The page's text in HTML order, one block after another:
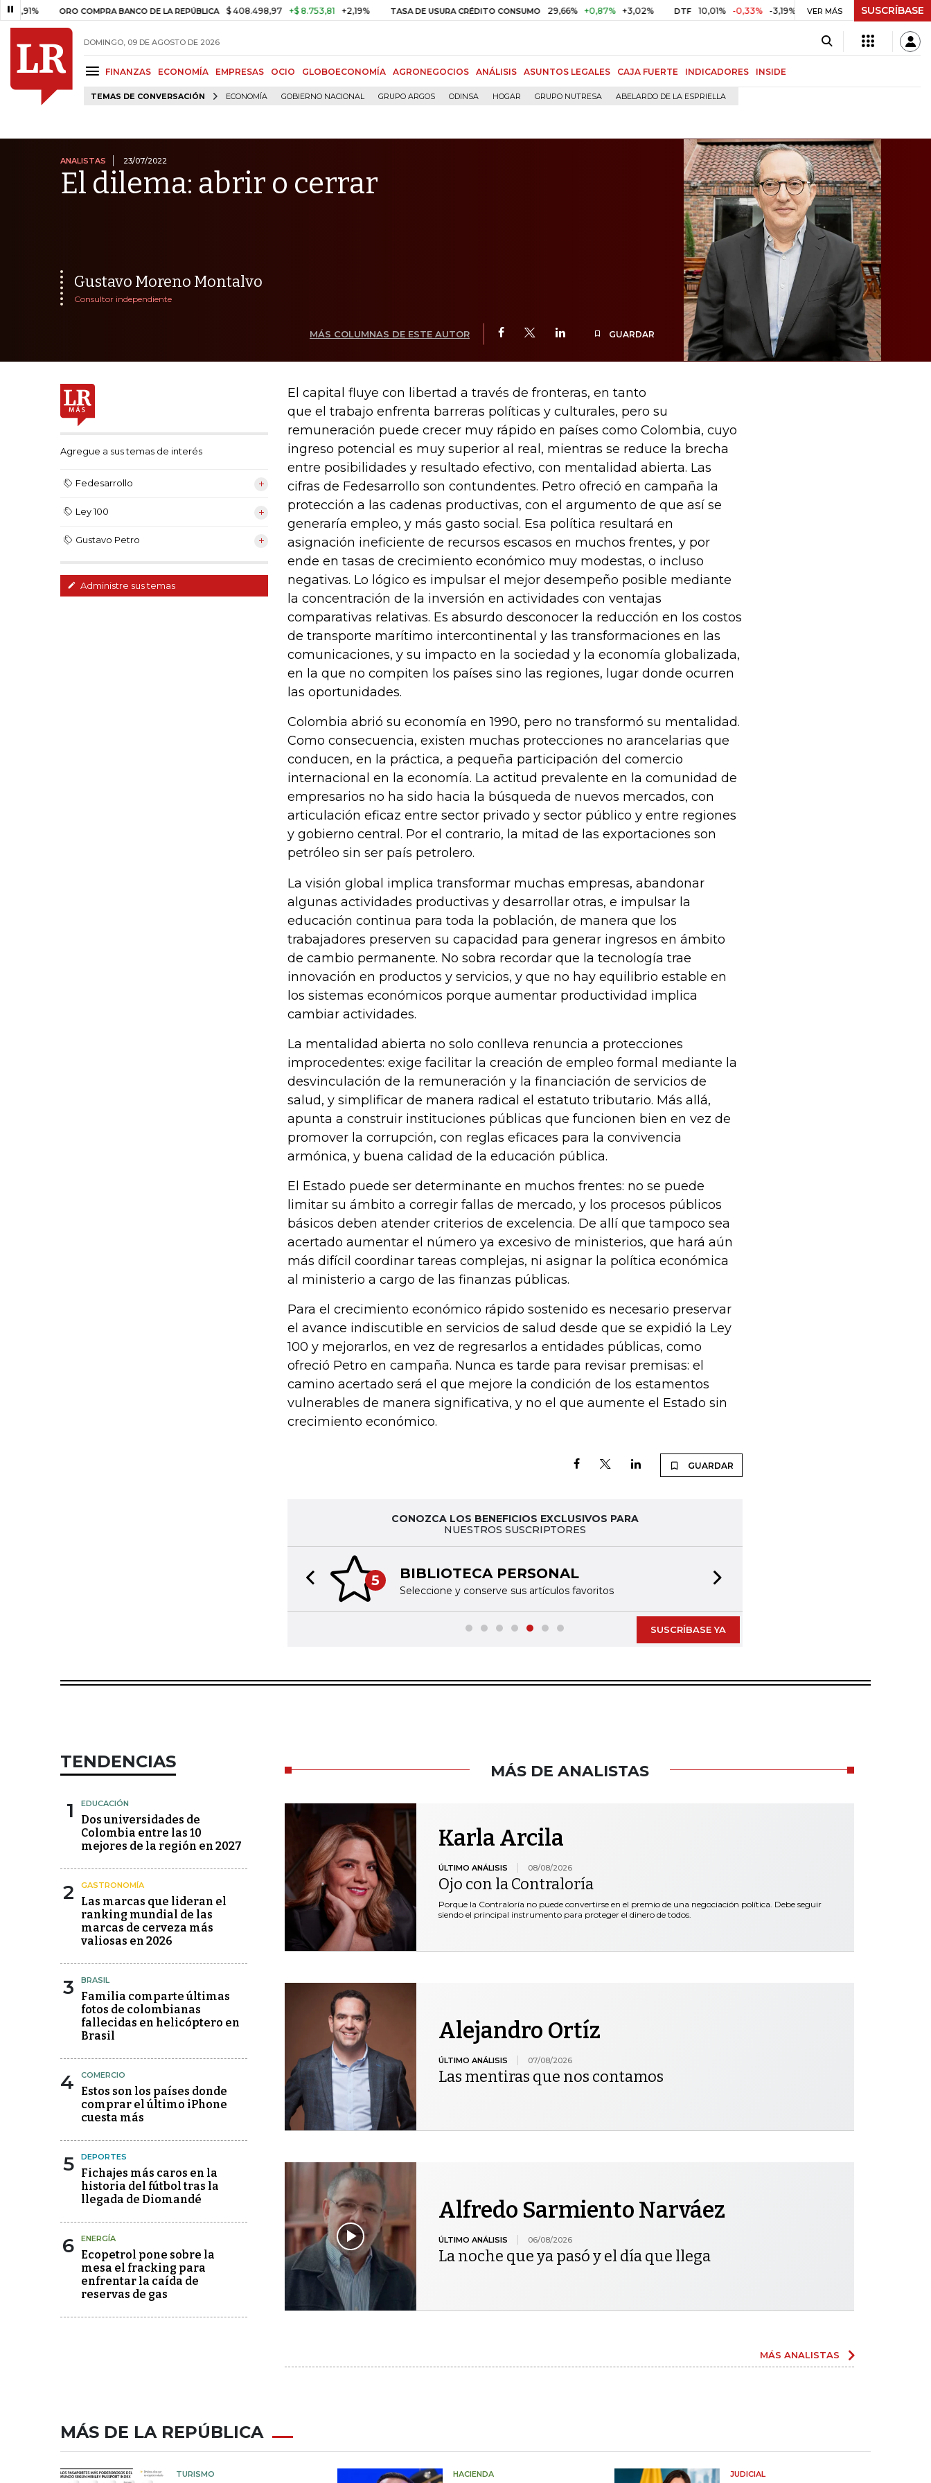
ORO COMPRA BANCO DE LA REPÚBLICA $ 408.498,97 +$ 8.753,81 +2,19% TASA DE USURA CRÉDITO CONSUMO 29,66% +0,87% +3,02% DTF 10,01% -0,33% -3,19% UVR $ 417,07 +$ 0,05 +0,01%
VER MÁS SUSCRÍBASE
DOMINGO, 09 DE AGOSTO DE 2026
FINANZAS ECONOMÍA EMPRESAS OCIO GLOBOECONOMÍA AGRONEGOCIOS ANÁLISIS ASUNTOS LEGALES CAJA FUERTE INDICADORES INSIDE
TEMAS DE CONVERSACIÓN ECONOMÍA GOBIERNO NACIONAL GRUPO ARGOS ODINSA HOGAR GRUPO NUTRESA ABELARDO DE LA ESPRIELLA
ANALISTAS 23/07/2022
El dilema: abrir o cerrar
Gustavo Moreno Montalvo
Consultor independiente
MÁS COLUMNAS DE ESTE AUTOR GUARDAR
Agregue a sus temas de interés
Fedesarrollo
Ley 100
Gustavo Petro
Administre sus temas
El capital fluye con libertad a través de fronteras, en tanto
que el trabajo enfrenta barreras políticas y culturales, pero su
remuneración puede crecer muy rápido en países como Colombia, cuyo
ingreso potencial es muy superior al real, mientras se reduce la brecha
entre posibilidades y resultado efectivo, con mentalidad abierta. Las
cifras de Fedesarrollo son contundentes. Petro ofreció en campaña la
protección a las cadenas productivas, con el argumento de que así se
generaría empleo, y más gasto social. Esa política resultará en
asignación ineficiente de recursos escasos en muchos frentes, y por
ende en tasas de crecimiento económico muy modestas, o incluso
negativas. Lo lógico es impulsar el mejor desempeño posible mediante
la concentración de la inversión en actividades con ventajas
comparativas relativas. Es absurdo desconocer la reducción en los costos
de transporte marítimo intercontinental y las transformaciones en las
comunicaciones, y su impacto en la sociedad y la economía globalizada,
en la que no compiten los países sino las regiones, lugar donde ocurren
las oportunidades.
Colombia abrió su economía en 1990, pero no transformó su mentalidad.
Como consecuencia, existen muchas protecciones no arancelarias que
conducen, en la práctica, a pequeña participación del comercio
internacional en la economía. La actitud prevalente en la comunidad de
empresarios no ha sido hacia la búsqueda de nuevos mercados, con
articulación eficaz entre sector privado y sector público y entre regiones
y gobierno central. Por el contrario, la mitad de las exportaciones son
petróleo sin ser país petrolero.
La visión global implica transformar muchas empresas, abandonar
algunas actividades productivas y desarrollar otras, e impulsar la
educación continua para toda la población, de manera que los
trabajadores preserven su capacidad para generar ingresos en ámbito
de cambio permanente. No sobra recordar que la tecnología trae
innovación en productos y servicios, y que no hay equilibrio estable en
los sistemas económicos porque aumentar productividad implica
cambiar actividades.
La mentalidad abierta no solo conlleva renuncia a protecciones
improcedentes: exige facilitar la creación de empleo formal mediante la
desvinculación de la remuneración y la financiación de servicios de
salud, y simplificar de manera radical el estatuto tributario. Más allá,
apunta a construir instituciones públicas que funcionen bien en vez de
promover la corrupción, con reglas eficaces para la convivencia
armónica, y buena calidad de la educación pública.
El Estado puede ser determinante en muchos frentes: no se puede
limitar su ámbito a corregir fallas de mercado, y los procesos públicos
básicos deben atender criterios de excelencia. De allí que tampoco sea
acertado aumentar el número ya excesivo de ministerios, que hará aún
más difícil coordinar tareas complejas, ni asignar la política económica
al ministerio a cargo de las finanzas públicas.
Para el crecimiento económico rápido sostenido es necesario preservar
el avance indiscutible en servicios de salud desde que se expidió la Ley
100 y mejorarlos, en vez de regresarlos a entidades públicas, como
ofreció Petro en campaña. Nunca es tarde para revisar premisas: el
camino acertado será el que mejore la condición de los estamentos
vulnerables de manera significativa, y no el que aumente el Estado sin
crecimiento económico.
GUARDAR
CONOZCA LOS BENEFICIOS EXCLUSIVOS PARA
NUESTROS SUSCRIPTORES
5 BIBLIOTECA PERSONAL
Seleccione y conserve sus artículos favoritos
Previous slide
SUSCRÍBASE YA
TENDENCIAS
1 EDUCACIÓN
Dos universidades de
Colombia entre las 10
mejores de la región en 2027
2 GASTRONOMÍA
Las marcas que lideran el
ranking mundial de las
marcas de cerveza más
valiosas en 2026
3 BRASIL
Familia comparte últimas
fotos de colombianas
fallecidas en helicóptero en
Brasil
4 COMERCIO
Estos son los países donde
comprar el último iPhone
cuesta más
5 DEPORTES
Fichajes más caros en la
historia del fútbol tras la
llegada de Diomandé
6 ENERGÍA
Ecopetrol pone sobre la
mesa el fracking para
enfrentar la caída de
reservas de gas
MÁS DE ANALISTAS
Karla Arcila
ÚLTIMO ANÁLISIS 08/08/2026
Ojo con la Contraloría
Porque la Contraloría no puede convertirse en el premio de una negociación política. Debe seguir
siendo el principal instrumento para proteger el dinero de todos.
Alejandro Ortíz
ÚLTIMO ANÁLISIS 07/08/2026
Las mentiras que nos contamos
Alfredo Sarmiento Narváez
ÚLTIMO ANÁLISIS 06/08/2026
La noche que ya pasó y el día que llega
MÁS ANALISTAS
MÁS DE LA REPÚBLICA
TURISMO HACIENDA JUDICIAL